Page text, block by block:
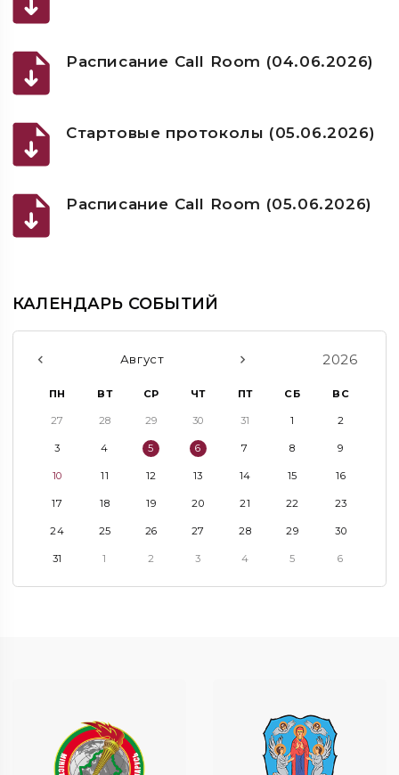
Расписание Call Room (04.06.2026)
Стартовые протоколы (05.06.2026)
Расписание Call Room (05.06.2026)
КАЛЕНДАРЬ СОБЫТИЙ
Август 2026
ПН ВТ СР ЧТ ПТ СБ ВС
27 28 29 30 31 1 2
3 4 5 6 7 8 9
10 11 12 13 14 15 16
17 18 19 20 21 22 23
24 25 26 27 28 29 30
31 1 2 3 4 5 6